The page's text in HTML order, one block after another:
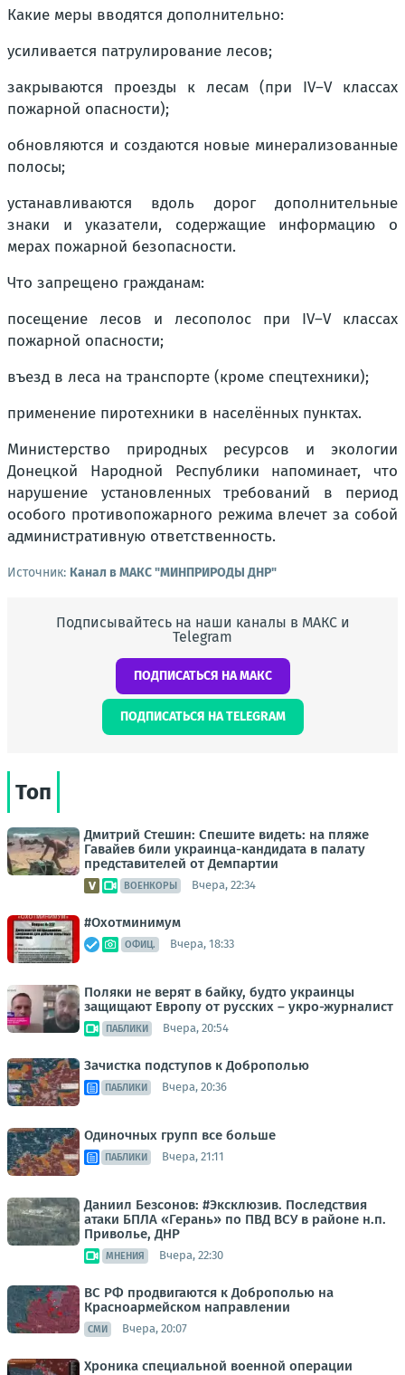
Какие меры вводятся дополнительно:
усиливается патрулирование лесов;
закрываются проезды к лесам (при IV–V классах
пожарной опасности);
обновляются и создаются новые минерализованные
полосы;
устанавливаются вдоль дорог дополнительные
знаки и указатели, содержащие информацию о
мерах пожарной безопасности.
Что запрещено гражданам:
посещение лесов и лесополос при IV–V классах
пожарной опасности;
въезд в леса на транспорте (кроме спецтехники);
применение пиротехники в населённых пунктах.
Министерство природных ресурсов и экологии
Донецкой Народной Республики напоминает, что
нарушение установленных требований в период
особого противопожарного режима влечет за собой
административную ответственность.
Источник: Канал в МАКС "МИНПРИРОДЫ ДНР"
Подписывайтесь на наши каналы в МАКС и
Telegram
ПОДПИСАТЬСЯ НА МАКС
ПОДПИСАТЬСЯ НА TELEGRAM
Топ
Дмитрий Стешин: Спешите видеть: на пляже
Гавайев били украинца-кандидата в палату
представителей от Демпартии
ВОЕНКОРЫ Вчера, 22:34
#Охотминимум
ОФИЦ. Вчера, 18:33
Поляки не верят в байку, будто украинцы
защищают Европу от русских – укро-журналист
ПАБЛИКИ Вчера, 20:54
Зачистка подступов к Доброполью
ПАБЛИКИ Вчера, 20:36
Одиночных групп все больше
ПАБЛИКИ Вчера, 21:11
Даниил Безсонов: #Эксклюзив. Последствия
атаки БПЛА «Герань» по ПВД ВСУ в районе н.п.
Приволье, ДНР
МНЕНИЯ Вчера, 22:30
ВС РФ продвигаются к Доброполью на
Красноармейском направлении
СМИ Вчера, 20:07
Хроника специальной военной операции